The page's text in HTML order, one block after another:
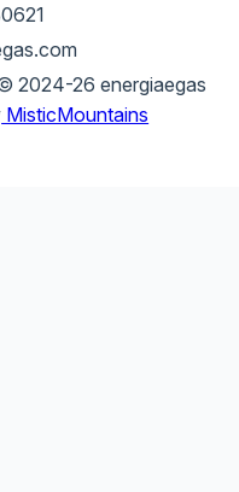
2024-26 energiaegas
MisticMountains